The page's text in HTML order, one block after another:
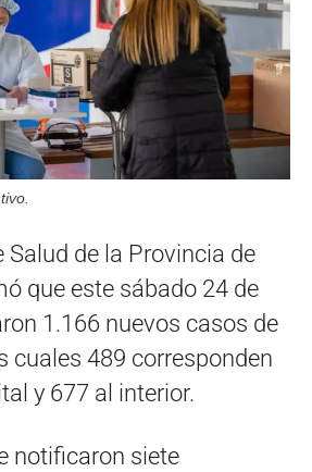
Salud de la Provincia de
que este sábado 24 de
1.166 nuevos casos de
cuales 489 corresponden
y 677 al interior.
notificaron siete